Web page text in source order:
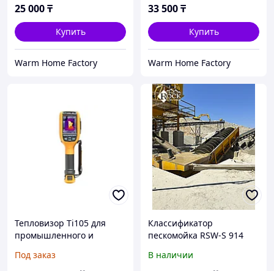
25 000₸
Купить
Warm Home Factory
33 500₸
Купить
Warm Home Factory
Тепловизор Ti105 для
промышленного и
использования
Под заказ
Классификатор
пескомойка RSW-S 914
производство
В наличии